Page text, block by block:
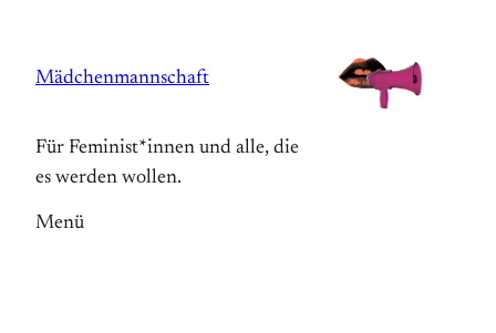
springen
Mädchenmannschaft
Für Feminist*innen und alle, die
es werden wollen.
Menü